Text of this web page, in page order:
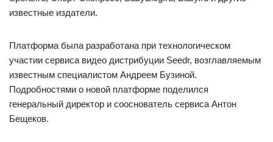
известные издатели.
Платформа была разработана при технологическом
участии сервиса видео дистрибуции Seedr, возглавляемым
известным специалистом Андреем Бузиной.
Подробностями о новой платформе поделился
генеральный директор и сооснователь сервиса Антон
Бещеков.